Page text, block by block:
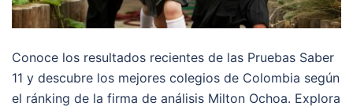
Conoce los resultados recientes de las Pruebas Saber
11 y descubre los mejores colegios de Colombia según
el ránking de la firma de análisis Milton Ochoa. Explora